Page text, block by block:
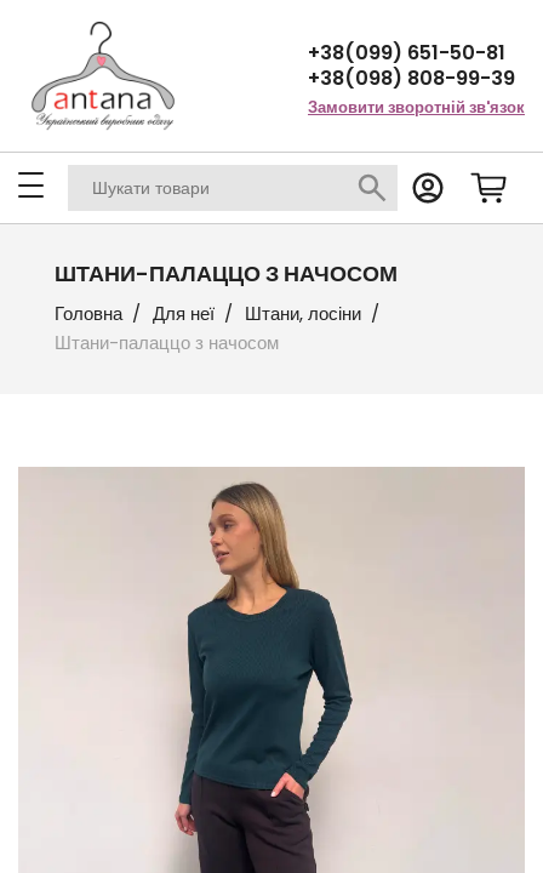
+38(099) 651-50-81
+38(098) 808-99-39
Замовити зворотній зв'язок
ШТАНИ-ПАЛАЦЦО З НАЧОСОМ
Головна Для неї
Штани, лосіни
Штани-палаццо з начосом